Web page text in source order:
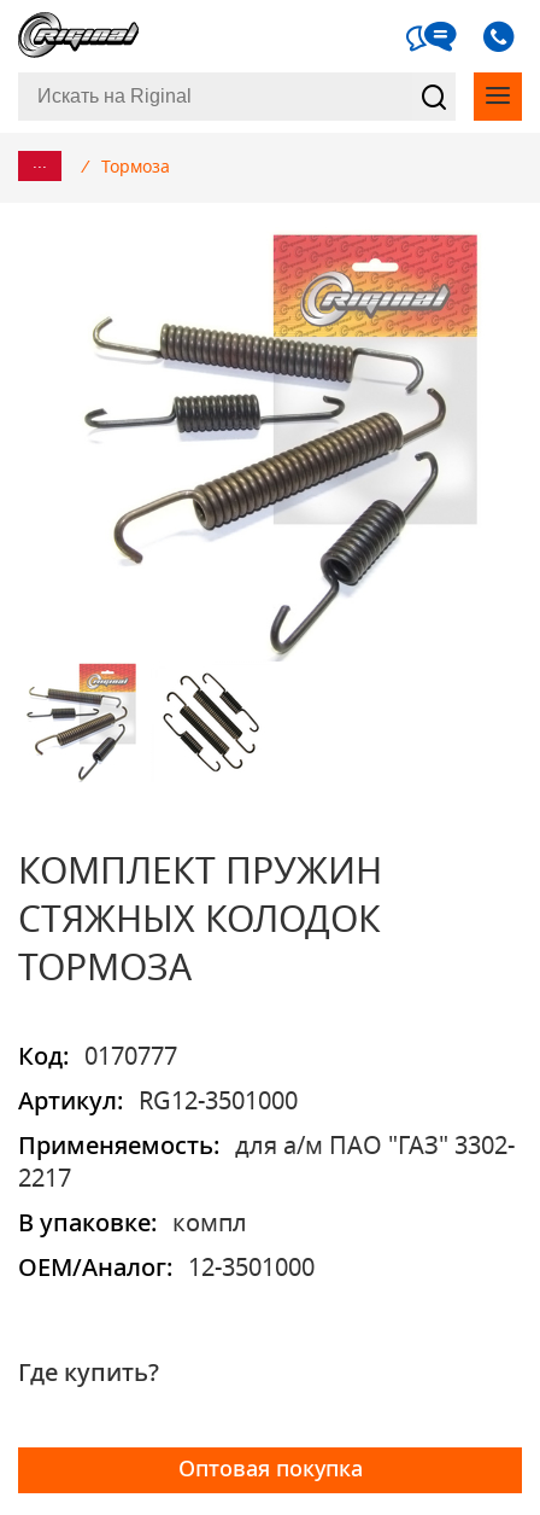
... / Тормоза
КОМПЛЕКТ ПРУЖИН
СТЯЖНЫХ КОЛОДОК
ТОРМОЗА
Код:
0170777
Артикул:
RG12-3501000
Применяемость:
для а/м ПАО "ГАЗ" 3302-
2217
В упаковке:
компл
OEM/Аналог:
12-3501000
Где купить?
Оптовая покупка